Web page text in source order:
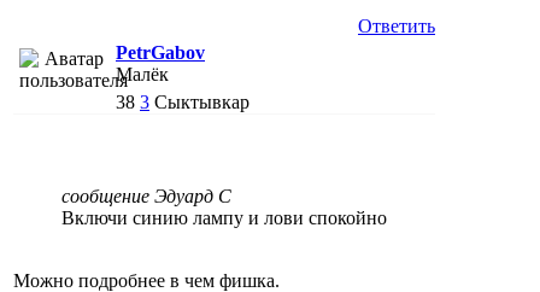
Ответить
PetrGabov
Малёк
38 3 Сыктывкар
сообщение Эдуард С
Включи синию лампу и лови спокойно
Можно подробнее в чем фишка.